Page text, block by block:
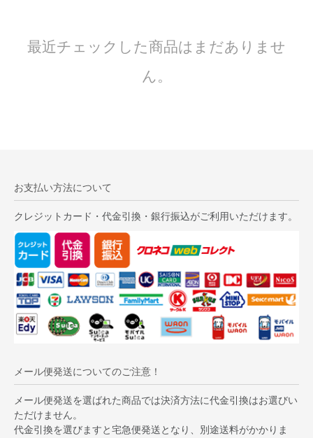
最近チェックした商品はまだありませ
ん。
お支払い方法について
クレジットカード・代金引換・銀行振込がご利用いただけます。
メール便発送についてのご注意！
メール便発送を選ばれた商品では決済方法に代金引換はお選びい
ただけません。
代金引換を選びますと宅急便発送となり、別途送料がかかりま